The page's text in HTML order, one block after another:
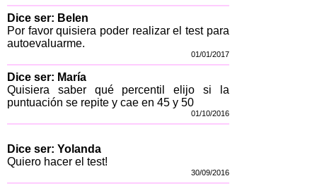
Dice ser: Belen
Por favor quisiera poder realizar el test para
autoevaluarme.
01/01/2017
Dice ser: María
Quisiera saber qué percentil elijo si la
puntuación se repite y cae en 45 y 50
01/10/2016
Dice ser: Yolanda
Quiero hacer el test!
30/09/2016